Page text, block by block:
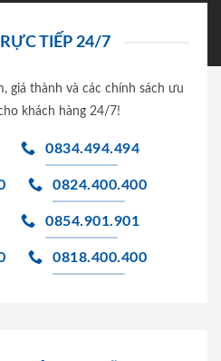
TIẾP 24/7
giá thành và các chính sách ưu
khách hàng 24/7!
0834.494.494
0824.400.400
0854.901.901
0818.400.400